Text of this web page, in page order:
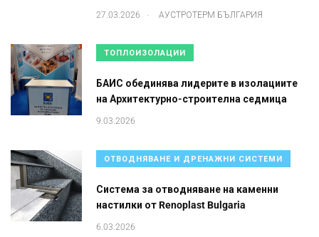
27.03.2026 . АУСТРОТЕРМ БЪЛГАРИЯ
ТОПЛОИЗОЛАЦИИ
БАИС обединява лидерите в изолациите
на Архитектурно-строителна седмица
9.03.2026
ОТВОДНЯВАНЕ И ДРЕНАЖНИ СИСТЕМИ
Система за отводняване на каменни
настилки от Renoplast Bulgaria
6.03.2026